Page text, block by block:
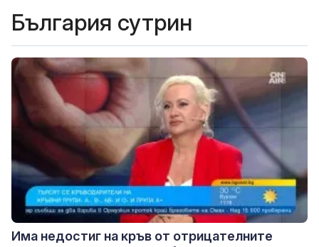
България сутрин
Има недостиг на кръв от отрицателните